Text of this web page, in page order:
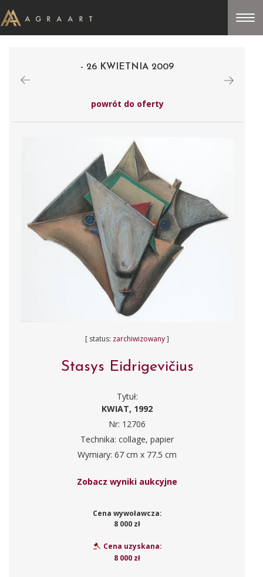
- 26 KWIETNIA 2009
powrót do oferty
[ status: zarchiwizowany]
Stasys Eidrigevičius
Tytuł:
KWIAT, 1992
Nr: 12706
Technika: collage, papier
Wymiary: 67 cm x 77.5 cm
Zobacz wyniki aukcyjne
Cena wywoławcza:
8 000 zł
Cena uzyskana:
8 000 zł